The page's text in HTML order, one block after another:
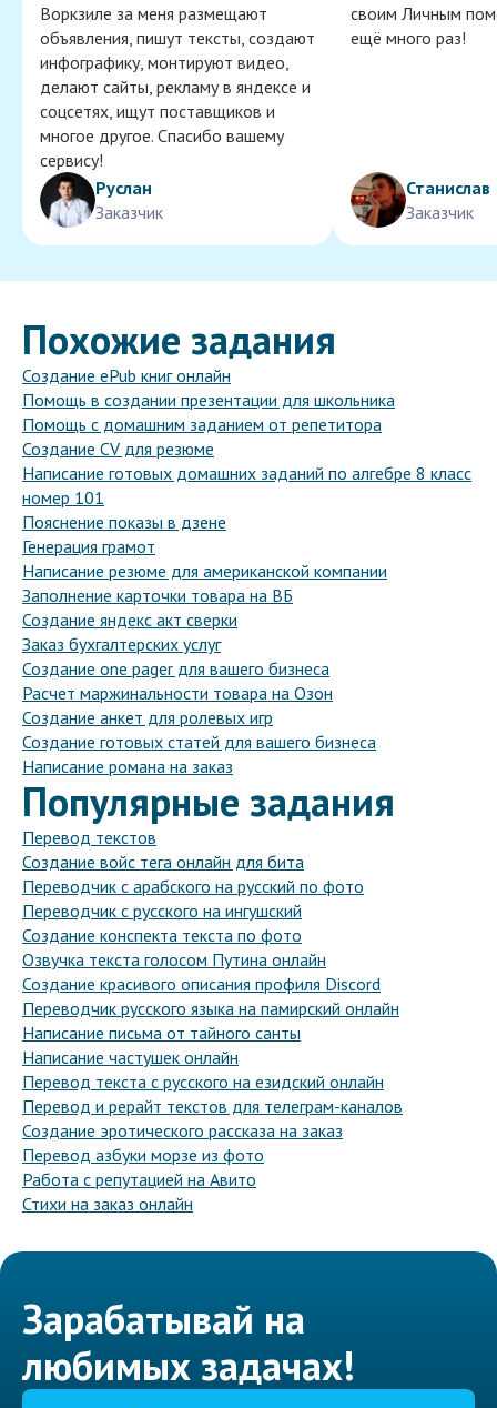
Воркзиле за меня размещают
объявления, пишут тексты, создают
инфографику, монтируют видео,
делают сайты, рекламу в яндексе и
соцсетях, ищут поставщиков и
многое другое. Спасибо вашему
сервису!
Руслан
Заказчик
своим Личным
ещё много раз!
Станислав
Заказчик
Похожие задания
Создание ePub книг онлайн
Помощь в создании презентации для школьника
Помощь с домашним заданием от репетитора
Создание CV для резюме
Написание готовых домашних заданий по алгебре 8 класс
номер 101
Пояснение показы в дзене
Генерация грамот
Написание резюме для американской компании
Заполнение карточки товара на ВБ
Создание яндекс акт сверки
Заказ бухгалтерских услуг
Создание one pager для вашего бизнеса
Расчет маржинальности товара на Озон
Создание анкет для ролевых игр
Создание готовых статей для вашего бизнеса
Написание романа на заказ
Популярные задания
Перевод текстов
Создание войс тега онлайн для бита
Переводчик с арабского на русский по фото
Переводчик с русского на ингушский
Создание конспекта текста по фото
Озвучка текста голосом Путина онлайн
Создание красивого описания профиля Discord
Переводчик русского языка на памирский онлайн
Написание письма от тайного санты
Написание частушек онлайн
Перевод текста с русского на езидский онлайн
Перевод и рерайт текстов для телеграм-каналов
Создание эротического рассказа на заказ
Перевод азбуки морзе из фото
Работа с репутацией на Авито
Стихи на заказ онлайн
Зарабатывай на
любимых задачах!